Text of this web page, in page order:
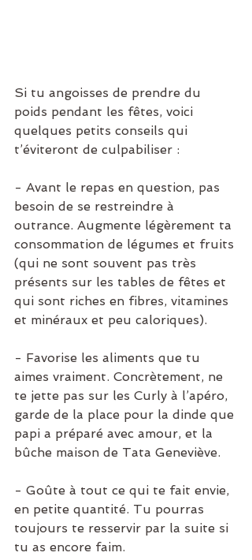
Si tu angoisses de prendre du
poids pendant les fêtes, voici
quelques petits conseils qui
t’éviteront de culpabiliser :
- Avant le repas en question, pas
besoin de se restreindre à
outrance. Augmente légèrement ta
consommation de légumes et fruits
(qui ne sont souvent pas très
présents sur les tables de fêtes et
qui sont riches en fibres, vitamines
et minéraux et peu caloriques).
- Favorise les aliments que tu
aimes vraiment. Concrètement, ne
te jette pas sur les Curly à l’apéro,
garde de la place pour la dinde que
papi a préparé avec amour, et la
bûche maison de Tata Geneviève.
- Goûte à tout ce qui te fait envie,
en petite quantité. Tu pourras
toujours te resservir par la suite si
tu as encore faim.